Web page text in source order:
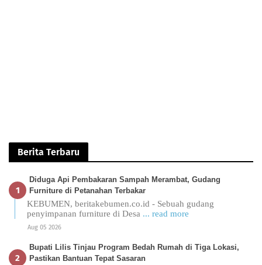
Berita Terbaru
Diduga Api Pembakaran Sampah Merambat, Gudang
Furniture di Petanahan Terbakar
KEBUMEN, beritakebumen.co.id - Sebuah gudang
penyimpanan furniture di Desa ... read more
Aug 05 2026
Bupati Lilis Tinjau Program Bedah Rumah di Tiga Lokasi,
Pastikan Bantuan Tepat Sasaran